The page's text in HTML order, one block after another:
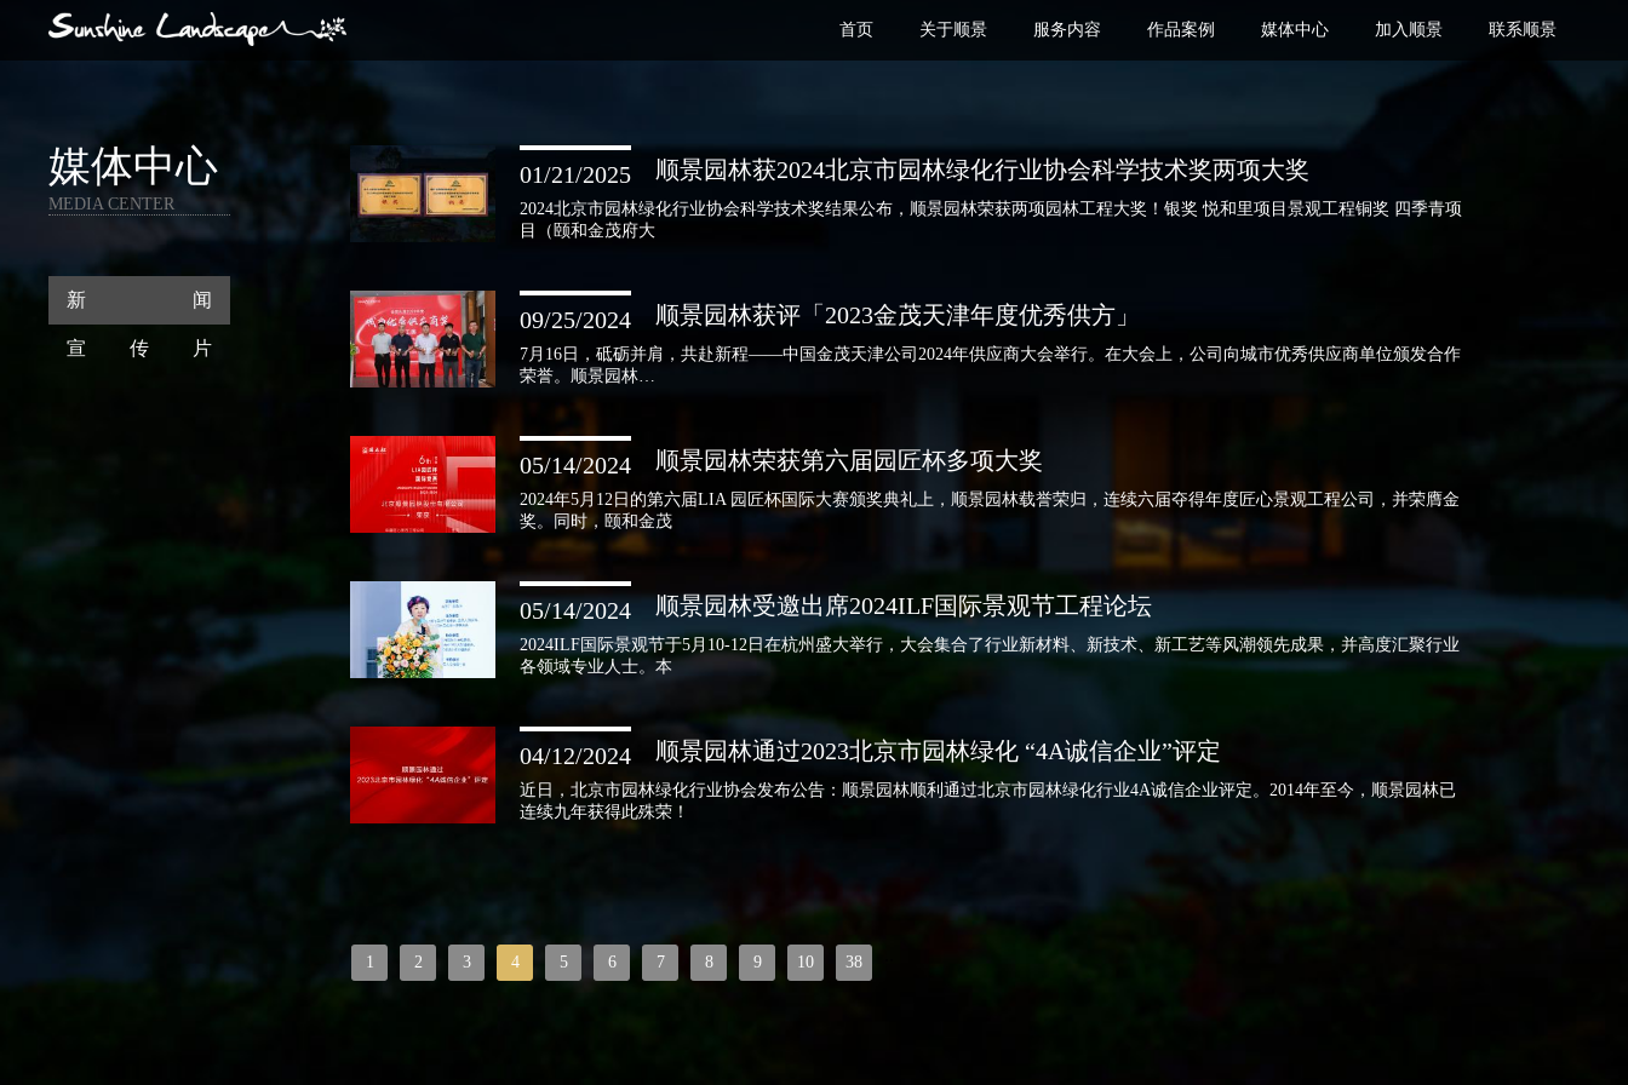
首页 关于顺景 服务内容 作品案例 媒体中心 加入顺景 联系顺景
媒体中心
MEDIA CENTER
新闻
宣传片
01/21/2025 顺景园林获2024北京市园林绿化行业协会科学技术奖两项大奖
2024北京市园林绿化行业协会科学技术奖结果公布，顺景园林荣获两项园林工程大奖！银奖 悦和里项目景观工程铜奖 四季青项
目（颐和金茂府大
09/25/2024 顺景园林获评「2023金茂天津年度优秀供方」
7月16日，砥砺并肩，共赴新程——中国金茂天津公司2024年供应商大会举行。在大会上，公司向城市优秀供应商单位颁发合作
荣誉。顺景园林…
05/14/2024 顺景园林荣获第六届园匠杯多项大奖
2024年5月12日的第六届LIA 园匠杯国际大赛颁奖典礼上，顺景园林载誉荣归，连续六届夺得年度匠心景观工程公司，并荣膺金
奖。同时，颐和金茂
05/14/2024 顺景园林受邀出席2024ILF国际景观节工程论坛
2024ILF国际景观节于5月10-12日在杭州盛大举行，大会集合了行业新材料、新技术、新工艺等风潮领先成果，并高度汇聚行业
各领域专业人士。本
04/12/2024 顺景园林通过2023北京市园林绿化 “4A诚信企业”评定
近日，北京市园林绿化行业协会发布公告：顺景园林顺利通过北京市园林绿化行业4A诚信企业评定。2014年至今，顺景园林已
连续九年获得此殊荣！
1 2 3 4 5 6 7 8 9 10 38